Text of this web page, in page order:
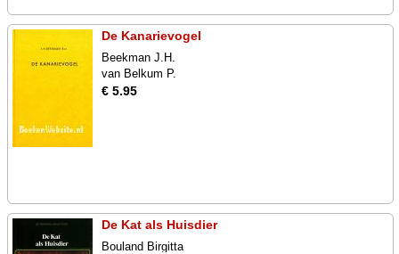
De Kanarievogel
Beekman J.H.
van Belkum P.
€ 5.95
De Kat als Huisdier
Bouland Birgitta